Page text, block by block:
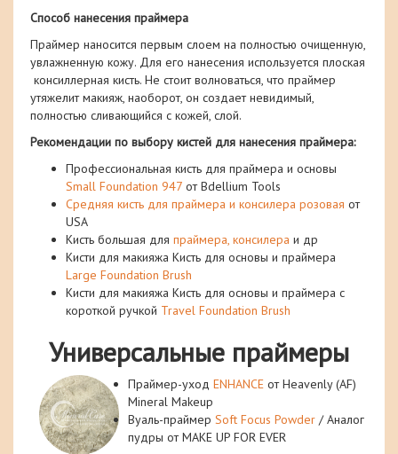
Способ нанесения праймера
Праймер наносится первым слоем на полностью очищенную,
увлажненную кожу. Для его нанесения используется плоская
консиллерная кисть. Не стоит волноваться, что праймер
утяжелит макияж, наоборот, он создает невидимый,
полностью сливающийся с кожей, слой.
Рекомендации по выбору кистей для нанесения праймера:
Профессиональная кисть для праймера и основы
Small Foundation 947 от Bdellium Tools
Средняя кисть для праймера и консилера розовая от
USA
Кисть большая для праймера, консилера и др
Кисти для макияжа Кисть для основы и праймера
Large Foundation Brush
Кисти для макияжа Кисть для основы и праймера с
короткой ручкой Travel Foundation Brush
Универсальные праймеры
Праймер-уход ENHANCE от Heavenly (AF)
Mineral Makeup
Вуаль-праймер Soft Focus Powder / Аналог
пудры от MAKE UP FOR EVER